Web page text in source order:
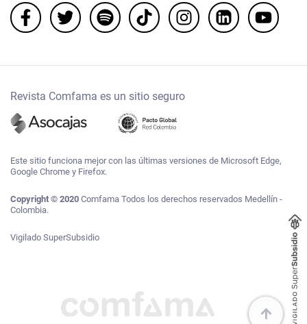
Revista Comfama es un sitio seguro
Este sitio funciona mejor con las últimas versiones de Microsoft Edge,
Google Chrome y Firefox.
Copyright © 2020 Comfama Todos los derechos reservados Medellín -
Colombia.
Vigilado SuperSubsidio